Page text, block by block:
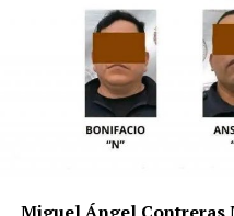
mojado y con menor
El vehículo
parte de las
mecánica del accidente y
responsabilidad por parte
Las autoridades